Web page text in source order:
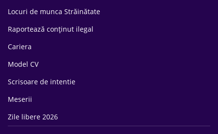
Locuri de munca Străinătate
Raportează conținut ilegal
Cariera
Model CV
Scrisoare de intentie
Meserii
Zile libere 2026